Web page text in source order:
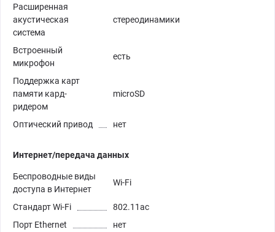
Расширенная
акустическая
система
стереодинамики
Встроенный
микрофон
есть
Поддержка карт
памяти кард-
ридером
microSD
Оптический привод нет
Интернет/передача данных
Беспроводные виды
доступа в Интернет
Wi-Fi
Стандарт Wi-Fi
802.11ac
Порт Ethernet
нет